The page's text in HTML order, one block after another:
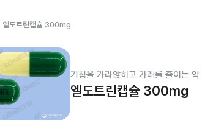
엘도트린캡슐 300mg
기침을 가라앉히고 가래를 줄이는 약
엘도트린캡슐 300mg